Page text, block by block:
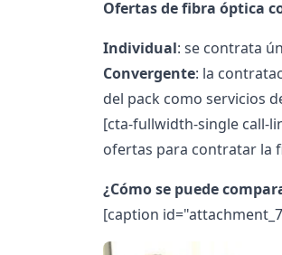
Ofertas de fibra óptica
Individual: se contrata
Convergente: la
del pack como servicios
[cta-fullwidth-single call-
ofertas para contratar la
¿Cómo se puede
[caption